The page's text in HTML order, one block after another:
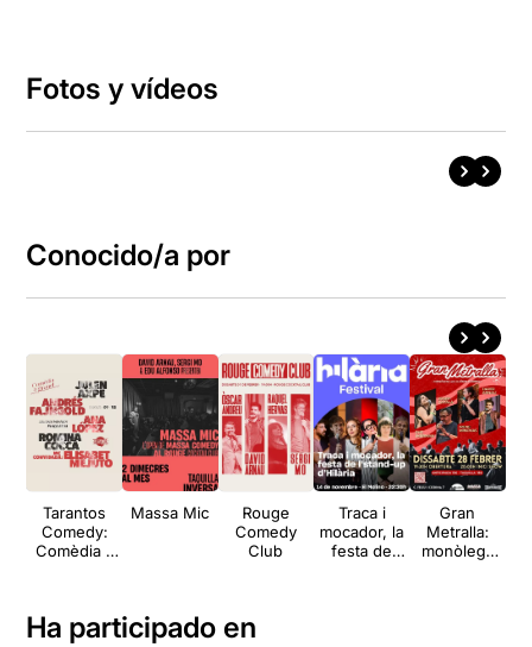
Fotos y vídeos
Conocido/a por
Tarantos
Comedy:
Comèdia a
Massa Mic
Rouge
Comedy
Club
Traca i
mocador, la
festa de
Gran
Metralla:
monòlegs
Ha participado en